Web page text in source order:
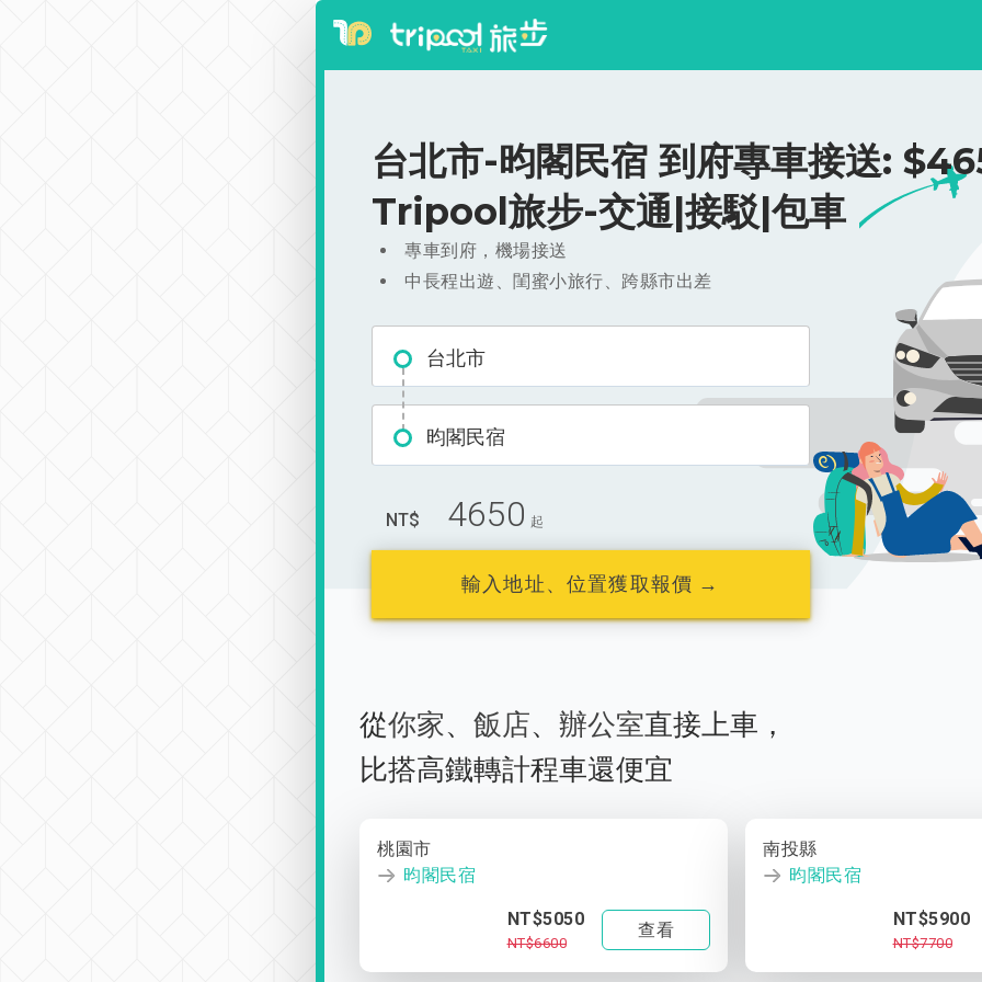
台北市-昀閣民宿 到府專車接送:
Tripool旅步-交通|接駁|包車
專車到府，機場接送
中長程出遊、閨蜜小旅行、跨縣市出差
台北市
昀閣民宿
NT$ 4650 起
輸入地址、位置獲取報價 →
從你家、 飯店、 辦公室直接上車，
比搭高鐵轉計程車還便宜
桃園市
昀閣民宿
NT$5050
NT$6600
查看
南投縣
昀閣民宿
NT$5900
NT$7700